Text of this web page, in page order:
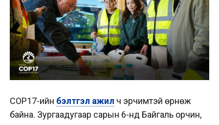
COP17-ийн бэлтгэл ажил ч эрчимтэй өрнөж
байна. Зургаадугаар сарын 6-нд Байгаль орчин,